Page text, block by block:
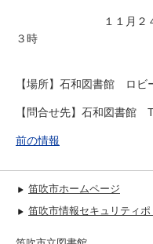
１１月２４日（月
３時
【場所】石和図書館 ロビ
【問合せ先】石和図書館
前の情報
笛吹市ホームページ
笛吹市情報セキュリティポ